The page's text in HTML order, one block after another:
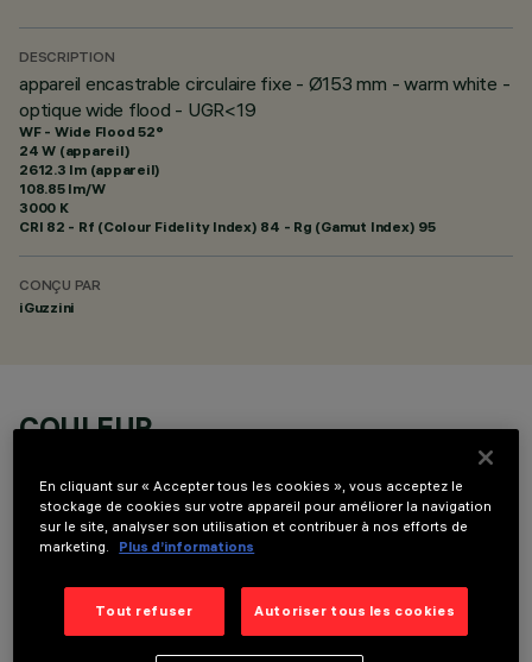
DESCRIPTION
appareil encastrable circulaire fixe - Ø153 mm - warm white -
optique wide flood - UGR<19
WF - Wide Flood 52°
24 W (appareil)
2612.3 lm (appareil)
108.85 lm/W
3000 K
CRI 82 - Rf (Colour Fidelity Index) 84 - Rg (Gamut Index) 95
CONÇU PAR
iGuzzini
COULEUR
DONNÉES TECHNIQUES
DERNIÈRE MISE À JOUR: 01/08/2026
En cliquant sur « Accepter tous les cookies », vous acceptez le
stockage de cookies sur votre appareil pour améliorer la navigation
sur le site, analyser son utilisation et contribuer à nos efforts de
marketing.
Plus d’informations
Tout refuser Autoriser tous les cookies